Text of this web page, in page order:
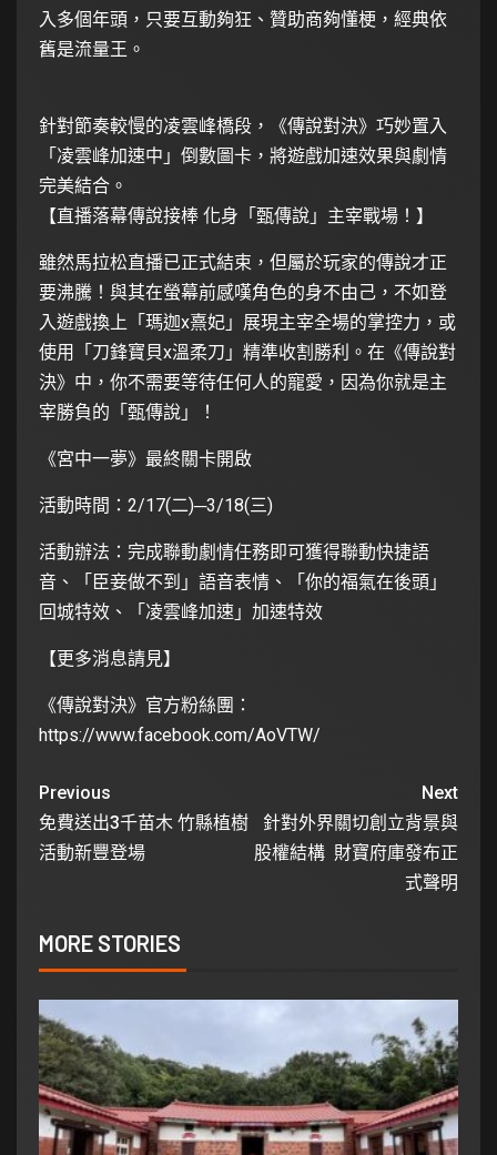
入多個年頭，只要互動夠狂、贊助商夠懂梗，經典依
舊是流量王。
針對節奏較慢的凌雲峰橋段，《傳說對決》巧妙置入
「凌雲峰加速中」倒數圖卡，將遊戲加速效果與劇情
完美結合。
【直播落幕傳說接棒 化身「甄傳說」主宰戰場！】
雖然馬拉松直播已正式結束，但屬於玩家的傳說才正
要沸騰！與其在螢幕前感嘆角色的身不由己，不如登
入遊戲換上「瑪迦x熹妃」展現主宰全場的掌控力，或
使用「刀鋒寶貝x溫柔刀」精準收割勝利。在《傳說對
決》中，你不需要等待任何人的寵愛，因為你就是主
宰勝負的「甄傳說」！
《宮中一夢》最終關卡開啟
活動時間：2/17(二)─3/18(三)
活動辦法：完成聯動劇情任務即可獲得聯動快捷語
音、「臣妾做不到」語音表情、「你的福氣在後頭」
回城特效、「凌雲峰加速」加速特效
【更多消息請見】
《傳說對決》官方粉絲團：
https://www.facebook.com/AoVTW/
Previous
免費送出3千苗木 竹縣植樹
活動新豐登場
Next
針對外界關切創立背景與
股權結構 財寶府庫發布正
式聲明
MORE STORIES